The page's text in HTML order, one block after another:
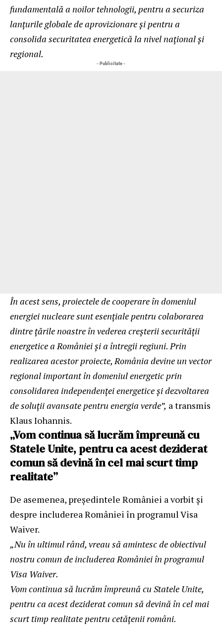
fundamentală a noilor tehnologii, pentru a securiza
lanțurile globale de aprovizionare și pentru a
consolida securitatea energetică la nivel național și
regional.
- Publicitate -
În acest sens, proiectele de cooperare în domeniul
energiei nucleare sunt esențiale pentru colaborarea
dintre țările noastre în vederea creșterii securității
energetice a României și a întregii regiuni. Prin
realizarea acestor proiecte, România devine un vector
regional important în domeniul energetic prin
consolidarea independenței energetice și dezvoltarea
de soluții avansate pentru energia verde”, a transmis
Klaus Iohannis.
„Vom continua să lucrăm împreună cu
Statele Unite, pentru ca acest deziderat
comun să devină în cel mai scurt timp
realitate”
De asemenea, președintele României a vorbit și
despre includerea României în programul Visa
Waiver.
„Nu în ultimul rând, vreau să amintesc de obiectivul
nostru comun de includerea României în programul
Visa Waiver.
Vom continua să lucrăm împreună cu Statele Unite,
pentru ca acest deziderat comun să devină în cel mai
scurt timp realitate pentru cetățenii români.